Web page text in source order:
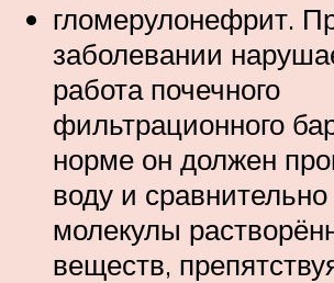
гломерулонефрит.
заболевании
работа почечного
фильтрационного
норме он должен
воду и
молекулы
веществ,